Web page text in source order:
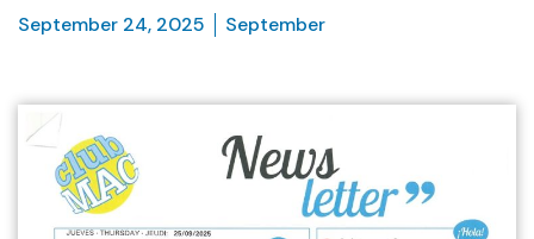
September 24, 2025 September